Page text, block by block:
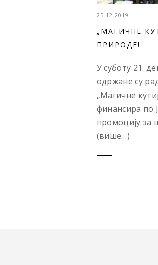
25.12.2019
„МАГИЧНЕ
ПРИРОДЕ!
У суботу 21.
одржане су
„Магичне
финансира по
промоцију за
(више…)